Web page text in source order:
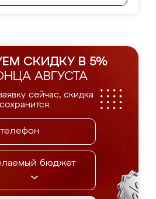
СКИДКУ В 5%
АВГУСТА
сейчас, скидка
сохранится.
бюджет